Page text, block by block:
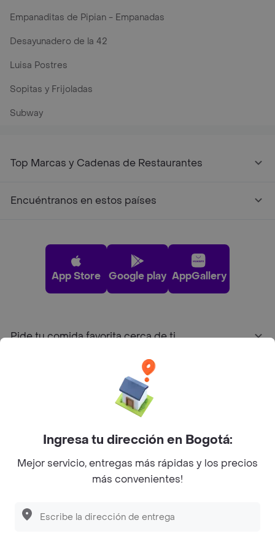
Empanaditas de Pipian - Empanadas
Desayunadero de la 42
Luisa Postres
Sopitas y Frijoladas
Subway
Top Marcas y Cadenas de Restaurantes
Encuéntranos en estos países
App Store Google play AppGallery
Pide tu comida favorita cerca de ti
Sobre Rappi
Facebook
Twitter
Instagram
©2026Rappi Inc. All rights reserved.
Ingresa tu dirección en Bogotá:
Mejor servicio, entregas más rápidas y los precios
más convenientes!